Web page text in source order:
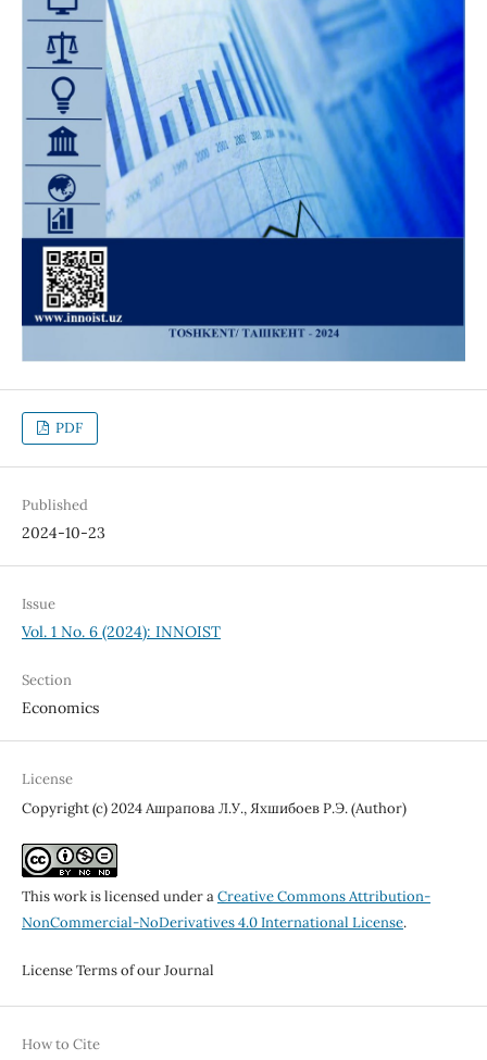
PDF
Published
2024-10-23
Issue
Vol. 1 No. 6 (2024): INNOIST
Section
Economics
License
Copyright (c) 2024 Ашрапова Л.У., Яхшибоев Р.Э. (Author)
This work is licensed under aCreative Commons Attribution-
NonCommercial-NoDerivatives 4.0 International License.
License Terms of our Journal
How to Cite